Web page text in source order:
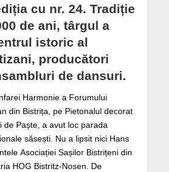
cu nr. 24. Tradiție
de ani, târgul a
istoric al
producători
de dansuri.
Harmonie a Forumului
din Bistrița, pe Pietonalul decorat
de Paște, a avut loc parada
săsești. Nu a lipsit nici Hans
Asociației Sașilor Bistrițeni din
HOG Bistritz-Nosen. De